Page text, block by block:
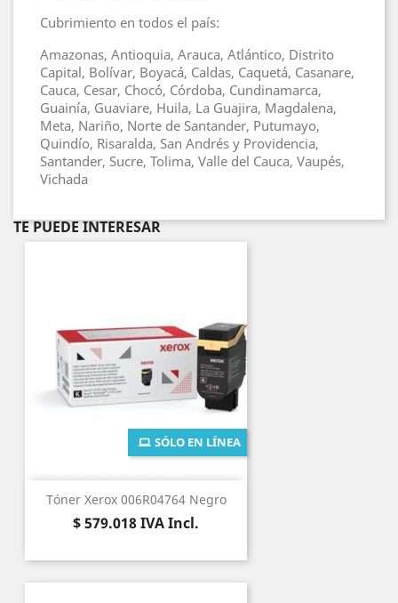
Cubrimiento en todos el país:
Amazonas, Antioquia, Arauca, Atlántico, Distrito
Capital, Bolívar, Boyacá, Caldas, Caquetá, Casanare,
Cauca, Cesar, Chocó, Córdoba, Cundinamarca,
Guainía, Guaviare, Huila, La Guajira, Magdalena,
Meta, Nariño, Norte de Santander, Putumayo,
Quindío, Risaralda, San Andrés y Providencia,
Santander, Sucre, Tolima, Valle del Cauca, Vaupés,
Vichada
TE PUEDE INTERESAR
Tóner Xerox 006R04764 Negro
Precio
$ 579.018IVA Incl.
SÓLO EN LÍNEA